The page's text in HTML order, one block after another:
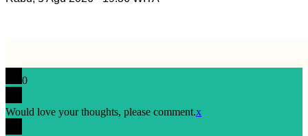
0
Would love your thoughts, please comment.x